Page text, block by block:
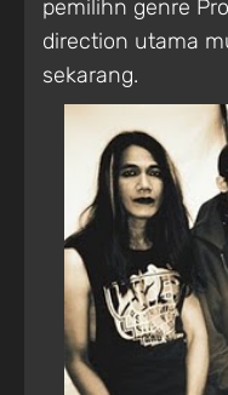
pemilihn genre
direction utama
sekarang.